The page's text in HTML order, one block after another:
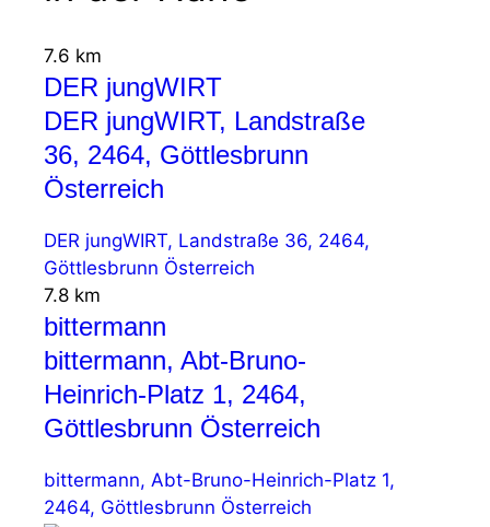
7.6 km
DER jungWIRT
DER jungWIRT, Landstraße
36, 2464, Göttlesbrunn
Österreich
DER jungWIRT, Landstraße 36, 2464,
Göttlesbrunn Österreich
7.8 km
bittermann
bittermann, Abt-Bruno-
Heinrich-Platz 1, 2464,
Göttlesbrunn Österreich
bittermann, Abt-Bruno-Heinrich-Platz 1,
2464, Göttlesbrunn Österreich